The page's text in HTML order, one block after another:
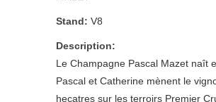
Stand: V8
Description:
Le Champagne Pascal Mazet naît
Pascal et Catherine mènent le
hecatres sur les terroirs Premier